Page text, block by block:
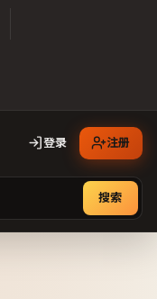
搜索
登录 注册